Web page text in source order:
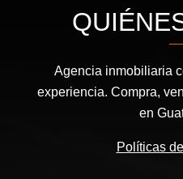
Agencia inmobiliaria
experiencia. Compra,
en
Políticas